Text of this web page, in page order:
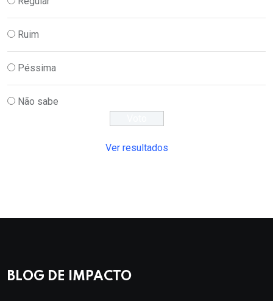
Ruim
Péssima
Não sabe
Ver resultados
BLOG DE IMPACTO